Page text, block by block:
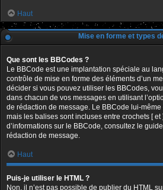
Haut
Mise en forme et types
Que sont les BBCodes ?
Le BBCode est une implantation spéciale au
contrôle de mise en forme des éléments d’un
décider si vous pouvez utiliser les BBCodes,
dans chacun de vos messages en utilisant
de rédaction de message. Le BBCode lui-
mais les balises sont incluses entre crochets [
d’informations sur le BBCode, consultez le
rédaction de message.
Haut
Puis-je utiliser le HTML ?
Non, il n’est pas possible de publier du HTML